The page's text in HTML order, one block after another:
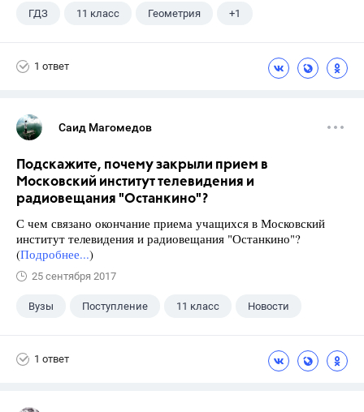
ГДЗ 11 класс Геометрия +1
1 ответ
Саид Магомедов
Подскажите, почему закрыли прием в
Московский институт телевидения и
радиовещания "Останкино"?
С чем связано окончание приема учащихся в Московский
институт телевидения и радиовещания "Останкино"?
(Подробнее...)
25 сентября 2017
Вузы Поступление 11 класс Новости
1 ответ